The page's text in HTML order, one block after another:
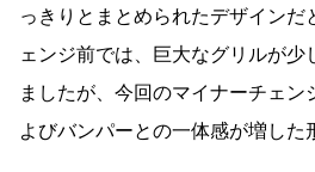
っきりとまとめられたデザインだ
ェンジ前では、巨大なグリルが少
ましたが、今回のマイナーチェン
よびバンパーとの一体感が増した